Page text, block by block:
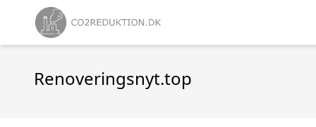
Renoveringsnyt.top